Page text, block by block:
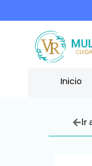
COMPRA HOY
Inicio
Ir